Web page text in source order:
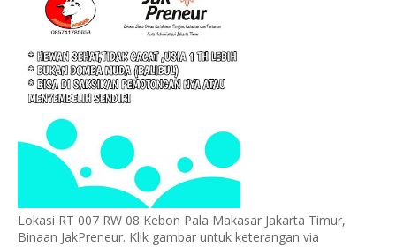
Lokasi RT 007 RW 08 Kebon Pala Makasar Jakarta Timur,
Binaan JakPreneur. Klik gambar untuk keterangan via